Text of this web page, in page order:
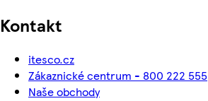
Kontakt
itesco.cz
Zákaznické centrum - 800 222 555
Naše obchody